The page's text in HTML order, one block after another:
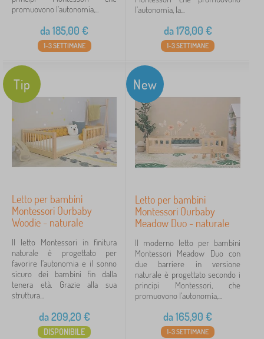
promuovono l'autonomia,...
da185,00 €
1-3 SETTIMANE
l'autonomia, la...
da178,00 €
1-3 SETTIMANE
Tip
Letto per bambini
Montessori Ourbaby
Woodie - naturale
Il letto Montessori in finitura
naturale è progettato per
favorire l'autonomia e il sonno
sicuro dei bambini fin dalla
tenera età. Grazie alla sua
struttura...
da209,20 €
DISPONIBILE
New
Letto per bambini
Montessori Ourbaby
Meadow Duo - naturale
Il moderno letto per bambini
Montessori Meadow Duo con
due barriere in versione
naturale è progettato secondo i
principi Montessori, che
promuovono l'autonomia,...
da165,90 €
1-3 SETTIMANE